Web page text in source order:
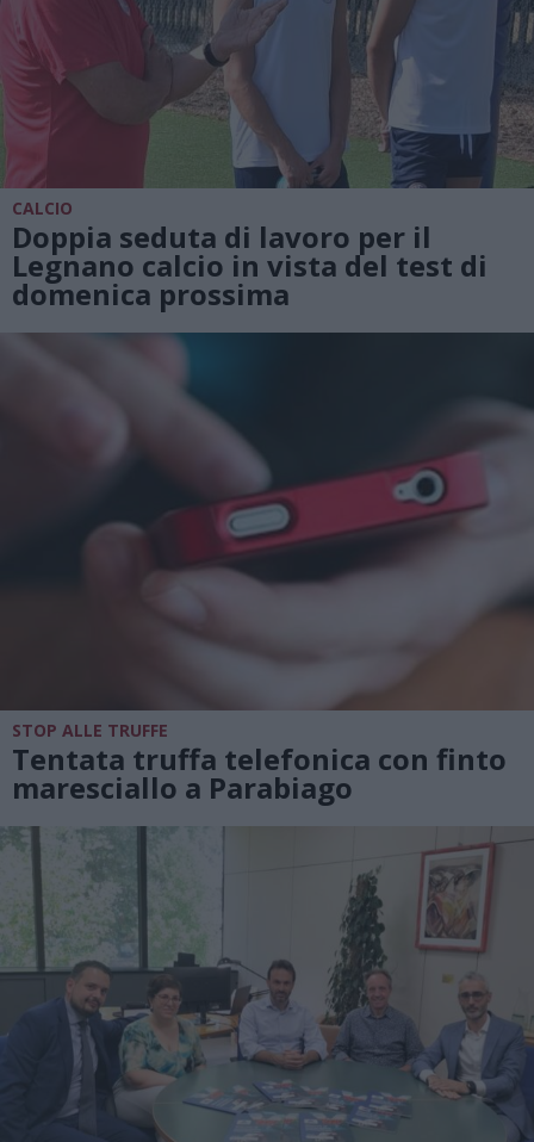
CALCIO
Doppia seduta di lavoro per il
Legnano calcio in vista del test di
domenica prossima
STOP ALLE TRUFFE
Tentata truffa telefonica con finto
maresciallo a Parabiago